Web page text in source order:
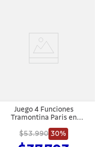
Juego 4 Funciones
Tramontina Paris en
Interno y Externo
Antiadherente Starflon Max
$53.990 30%